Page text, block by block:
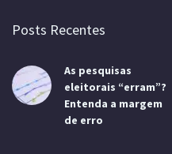
Posts Recentes
As pesquisas
eleitorais “erram”?
Entenda a margem
de erro